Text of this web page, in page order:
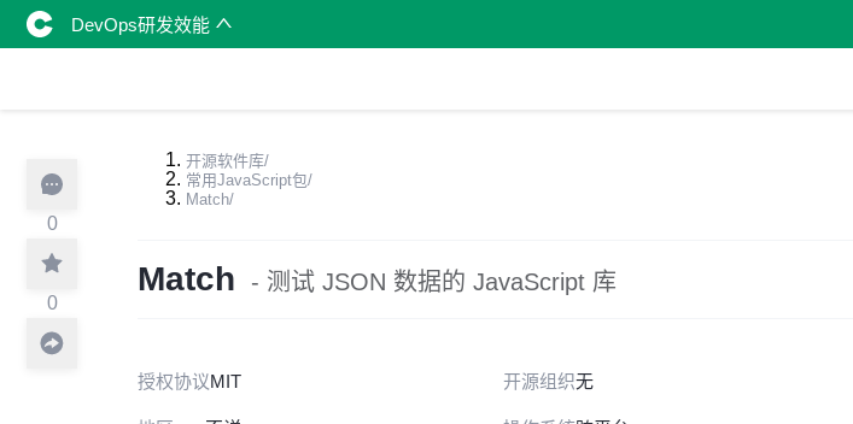
DevOps研发效能
0
0
开源软件库/
常用JavaScript包/
Match/
Match - 测试 JSON 数据的 JavaScript 库
授权协议MIT 开源组织无